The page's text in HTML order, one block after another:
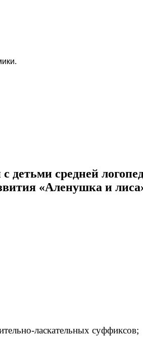
детьми средней
«Аленушка и
ласкательных суффиксов;